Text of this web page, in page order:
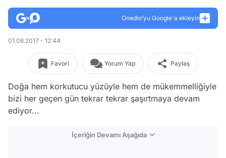
Onedio’yu Google'a ekleyin
01.08.2017 - 12:44
Favori Yorum Yap Paylaş
Doğa hem korkutucu yüzüyle hem de mükemmelliğiyle
bizi her geçen gün tekrar tekrar şaşırtmaya devam
ediyor...
İçeriğin Devamı Aşağıda